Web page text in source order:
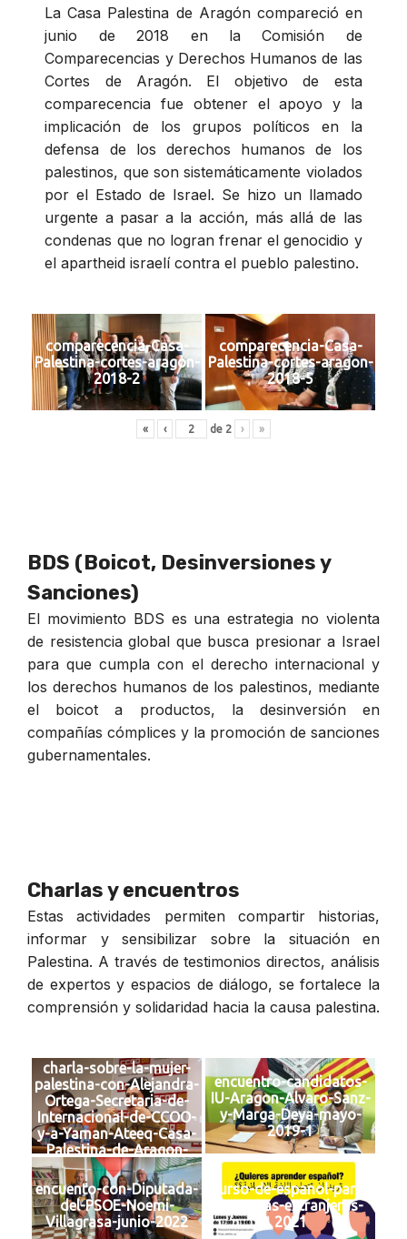
La Casa Palestina de Aragón compareció en
junio de 2018 en la Comisión de
Comparecencias y Derechos Humanos de las
Cortes de Aragón. El objetivo de esta
comparecencia fue obtener el apoyo y la
implicación de los grupos políticos en la
defensa de los derechos humanos de los
palestinos, que son sistemáticamente violados
por el Estado de Israel. Se hizo un llamado
urgente a pasar a la acción, más allá de las
condenas que no logran frenar el genocidio y
el apartheid israelí contra el pueblo palestino.
comparecencia-Casa-
Palestina-cortes-aragon-
2018-2
comparecencia-Casa-
Palestina-cortes-aragon-
2018-5
« ‹ de 2 › »
BDS (Boicot, Desinversiones y
Sanciones)
El movimiento BDS es una estrategia no violenta
de resistencia global que busca presionar a Israel
para que cumpla con el derecho internacional y
los derechos humanos de los palestinos, mediante
el boicot a productos, la desinversión en
compañías cómplices y la promoción de sanciones
gubernamentales.
Charlas y encuentros
Estas actividades permiten compartir historias,
informar y sensibilizar sobre la situación en
Palestina. A través de testimonios directos, análisis
de expertos y espacios de diálogo, se fortalece la
comprensión y solidaridad hacia la causa palestina.
charla-sobre-la-mujer-
palestina-con-Alejandra-
Ortega-Secretaria-de-
Internacional-de-CCOO-
y-a-Yaman-Ateeq-Casa-
Palestina-de-Aragon-
febrero-2019
encuentro-candidatos-
IU-Aragon-Alvaro-Sanz-
y-Marga-Deya-mayo-
2019-1
encuento-con-Diputada-
del-PSOE-Noemi-
Villagrasa-junio-2022
curso-de-espanol-para-
personas-extranjeras-
2021